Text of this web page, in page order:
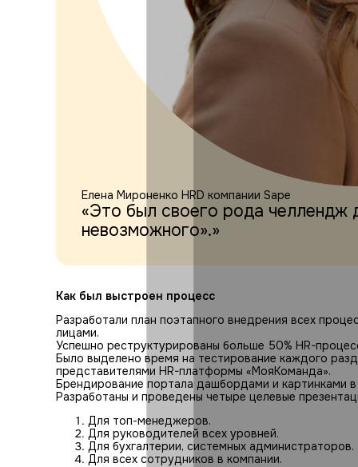
Елена Мироненко HRD компании Sape
«Это был своего рода челлендж
невозможного».»
Как был выстроен процесс
Разработали план поэтапного внедрения всех
лицами.
Успешно реструктурированы больше 50% HR-
Было выделено время на тестирование каждого
представителями HR-платформы «МояКоманда».
Брендирование портала дашбордами и картинками
Разработаны и проведены четыре целевые
Для топ-менеджеров.
Для руководителей всех уровней.
Для бухгалтерии, системных администраторов.
Для всех сотрудников в компании.